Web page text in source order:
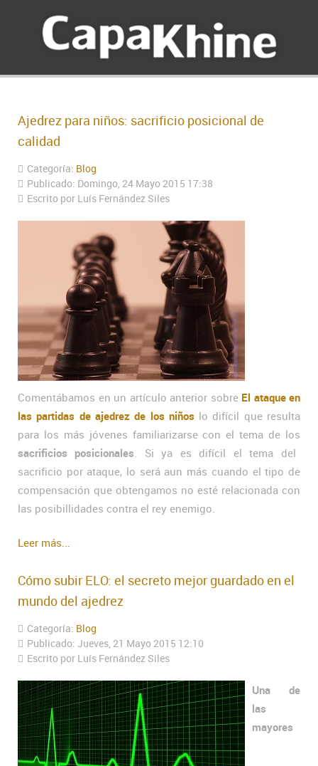
Ajedrez para niños: sacrificio posicional de
calidad
Categoría: Blog
Publicado: Domingo, 24 Mayo 2015 17:38
Escrito por Luís Fernández Siles
Comentábamos en un artículo anterior sobre El ataque en
las partidas de ajedrez de los niñoslo difícil que resulta
para los más jóvenes familiarizarse con el tema de los
sacrificios posicionales . Si ya es difícil el tema del
sacrificio por ataque, lo será aun más cuando el tipo de
compensación que obtengamos no esté relacionada con
las posibillidades contra el rey enemigo.
Leer más...
Cómo subir ELO: el secreto mejor guardado en el
mundo del ajedrez
Categoría: Blog
Publicado: Jueves, 21 Mayo 2015 12:10
Escrito por Luís Fernández Siles
Una de
las
mayores